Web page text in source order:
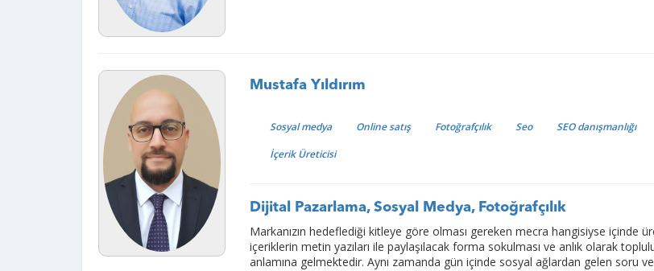
Mustafa Yıldırım
Sosyal medya Online satış Fotoğrafçılık Seo SEO danışmanlığı
İçerik Üreticisi
Dijital Pazarlama, Sosyal Medya, Fotoğrafçılık
Markanızın hedeflediği kitleye göre olması gereken mecra hangisiyse içinde
içeriklerin metin yazıları ile paylaşılacak forma sokulması ve anlık olarak
anlamına gelmektedir. Aynı zamanda gün içinde sosyal ağlardan gelen soru